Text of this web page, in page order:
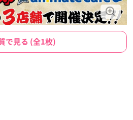
で見る (全1枚)